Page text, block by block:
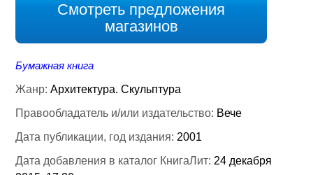
Смотреть предложения
магазинов
Бумажная книга
Жанр:Архитектура. Скульптура
Правообладатель и/или издательство: Вече
Дата публикации, год издания: 2001
Дата добавления в каталог КнигаЛит: 24 декабря